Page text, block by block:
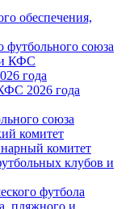
обеспечения,
союза
КФС
года
2026 года
союза
комитет
комитет
клубов и
футбола
пляжного и